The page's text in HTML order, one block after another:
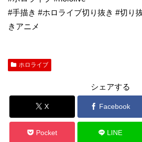
#手描き #ホロライブ切り抜き #切り
きアニメ
ホロライブ
シェアする
X Facebook
Pocket LINE